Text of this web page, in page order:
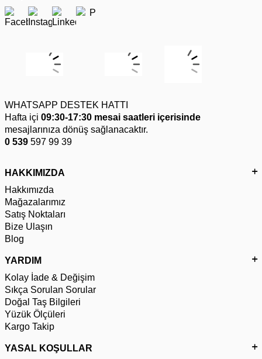
WHATSAPP DESTEK HATTI
Hafta içi 09:30-17:30 mesai saatleri içerisinde
mesajlarınıza dönüş sağlanacaktır.
0 539 597 99 39
HAKKIMIZDA
Hakkımızda
Mağazalarımız
Satış Noktaları
Bize Ulaşın
Blog
YARDIM
Kolay İade & Değişim
Sıkça Sorulan Sorular
Doğal Taş Bilgileri
Yüzük Ölçüleri
Kargo Takip
YASAL KOŞULLAR